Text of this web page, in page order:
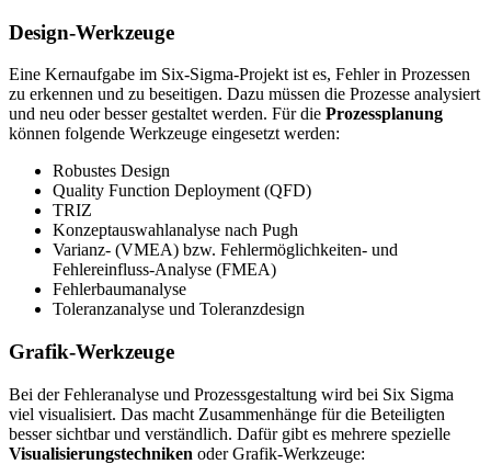
Design-Werkzeuge
Eine Kernaufgabe im Six-Sigma-Projekt ist es, Fehler in Prozessen
zu erkennen und zu beseitigen. Dazu müssen die Prozesse analysiert
und neu oder besser gestaltet werden. Für die Prozessplanung
können folgende Werkzeuge eingesetzt werden:
Robustes Design
Quality Function Deployment (QFD)
TRIZ
Konzeptauswahlanalyse nach Pugh
Varianz- (VMEA) bzw. Fehlermöglichkeiten- und
Fehlereinfluss-Analyse (FMEA)
Fehlerbaumanalyse
Toleranzanalyse und Toleranzdesign
Grafik-Werkzeuge
Bei der Fehleranalyse und Prozessgestaltung wird bei Six Sigma
viel visualisiert. Das macht Zusammenhänge für die Beteiligten
besser sichtbar und verständlich. Dafür gibt es mehrere spezielle
Visualisierungstechniken oder Grafik-Werkzeuge: